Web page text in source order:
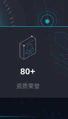
80+
资质荣誉